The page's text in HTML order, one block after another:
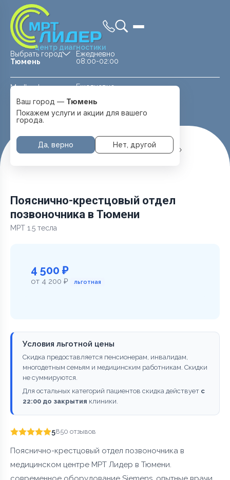
центр диагностики
Выбрать город
Тюмень
Medland —
Тюмень
Ежедневно
08:00-02:00
Ежедневно
Перейти
Ваш город — Тюмень
Покажем услуги и акции для вашего
города.
Да, верно Нет, другой
Главная Услуги и цены МРТ Позвоночника
Пояснично-крестцовый отдел
позвоночника в Тюмени
МРТ 1.5 тесла
4 500 ₽
от 4 200 ₽ льготная
Условия льготной цены
Скидка предоставляется пенсионерам, инвалидам,
многодетным семьям и медицинским работникам. Скидки
не суммируются.
Для остальных категорий пациентов скидка действует с
22:00 до закрытия клиники.
5850 отзывов
Пояснично-крестцовый отдел позвоночника в
медицинском центре МРТ Лидер в Тюмени.